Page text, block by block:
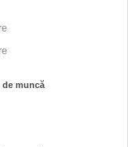
de muncă